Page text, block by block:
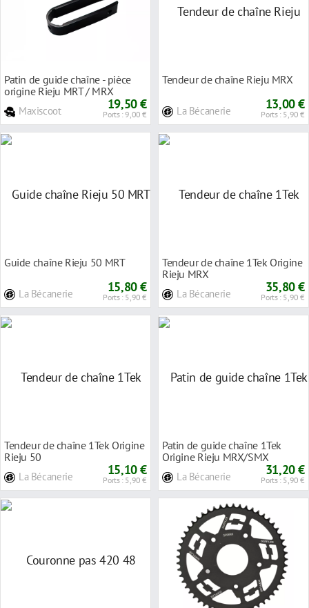
Patin de guide chaîne - pièce
origine Rieju MRT / MRX
Maxiscoot 19,50 €
Ports : 9,00 €
Tendeur de chaîne Rieju MRX
La Bécanerie 13,00 €
Ports : 5,90 €
Guide chaîne Rieju 50 MRT
La Bécanerie 15,80 €
Ports : 5,90 €
Tendeur de chaîne 1Tek Origine
Rieju MRX
La Bécanerie 35,80 €
Ports : 5,90 €
Tendeur de chaîne 1Tek Origine
Rieju 50
La Bécanerie 15,10 €
Ports : 5,90 €
Patin de guide chaîne 1Tek
Origine Rieju MRX/SMX
La Bécanerie 31,20 €
Ports : 5,90 €